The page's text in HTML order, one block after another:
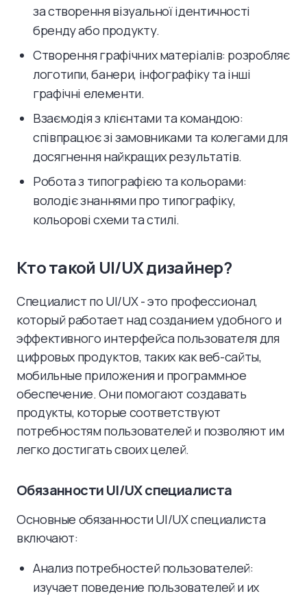
за створення візуальної ідентичності
бренду або продукту.
Створення графічних матеріалів: розробляє
логотипи, банери, інфографіку та інші
графічні елементи.
Взаємодія з клієнтами та командою:
співпрацює зі замовниками та колегами для
досягнення найкращих результатів.
Робота з типографією та кольорами:
володіє знаннями про типографіку,
кольорові схеми та стилі.
Кто такой UI/UX дизайнер?
Специалист по UI/UX - это профессионал,
который работает над созданием удобного и
эффективного интерфейса пользователя для
цифровых продуктов, таких как веб-сайты,
мобильные приложения и программное
обеспечение. Они помогают создавать
продукты, которые соответствуют
потребностям пользователей и позволяют им
легко достигать своих целей.
Обязанности UI/UX специалиста
Основные обязанности UI/UX специалиста
включают:
Анализ потребностей пользователей:
изучает поведение пользователей и их